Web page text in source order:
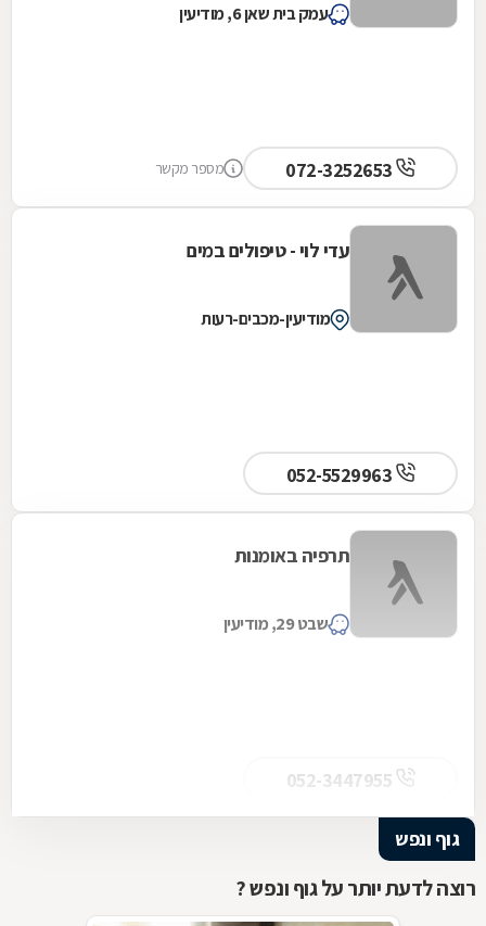
עמק בית שאן 6, מודיעין
מספר מקשר
עדי לוי - טיפולים במים
מודיעין-מכבים-רעות
תרפיה באומנות
שבט 29, מודיעין
גוף ונפש
רוצה לדעת יותר על גוף ונפש ?